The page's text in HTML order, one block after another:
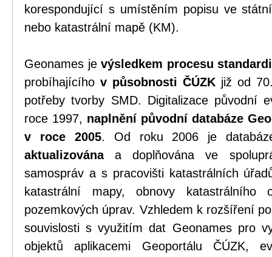
korespondující s umístěním popisu ve
nebo katastrální mapě (KM).
Geonames je výsledkem procesu
probíhajícího v působnosti ČÚZK již od
potřeby tvorby SMD. Digitalizace původní
roce 1997, naplnění původní databáze
v roce 2005. Od roku 2006 je
aktualizovánaa doplňována ve
samospráv a s pracovišti katastrálních
katastrální mapy, obnovy katastrálního
pozemkových úprav. Vzhledem k rozšíření
souvislosti s využitím dat Geonames pro
objektů aplikacemi Geoportálu ČÚZK,